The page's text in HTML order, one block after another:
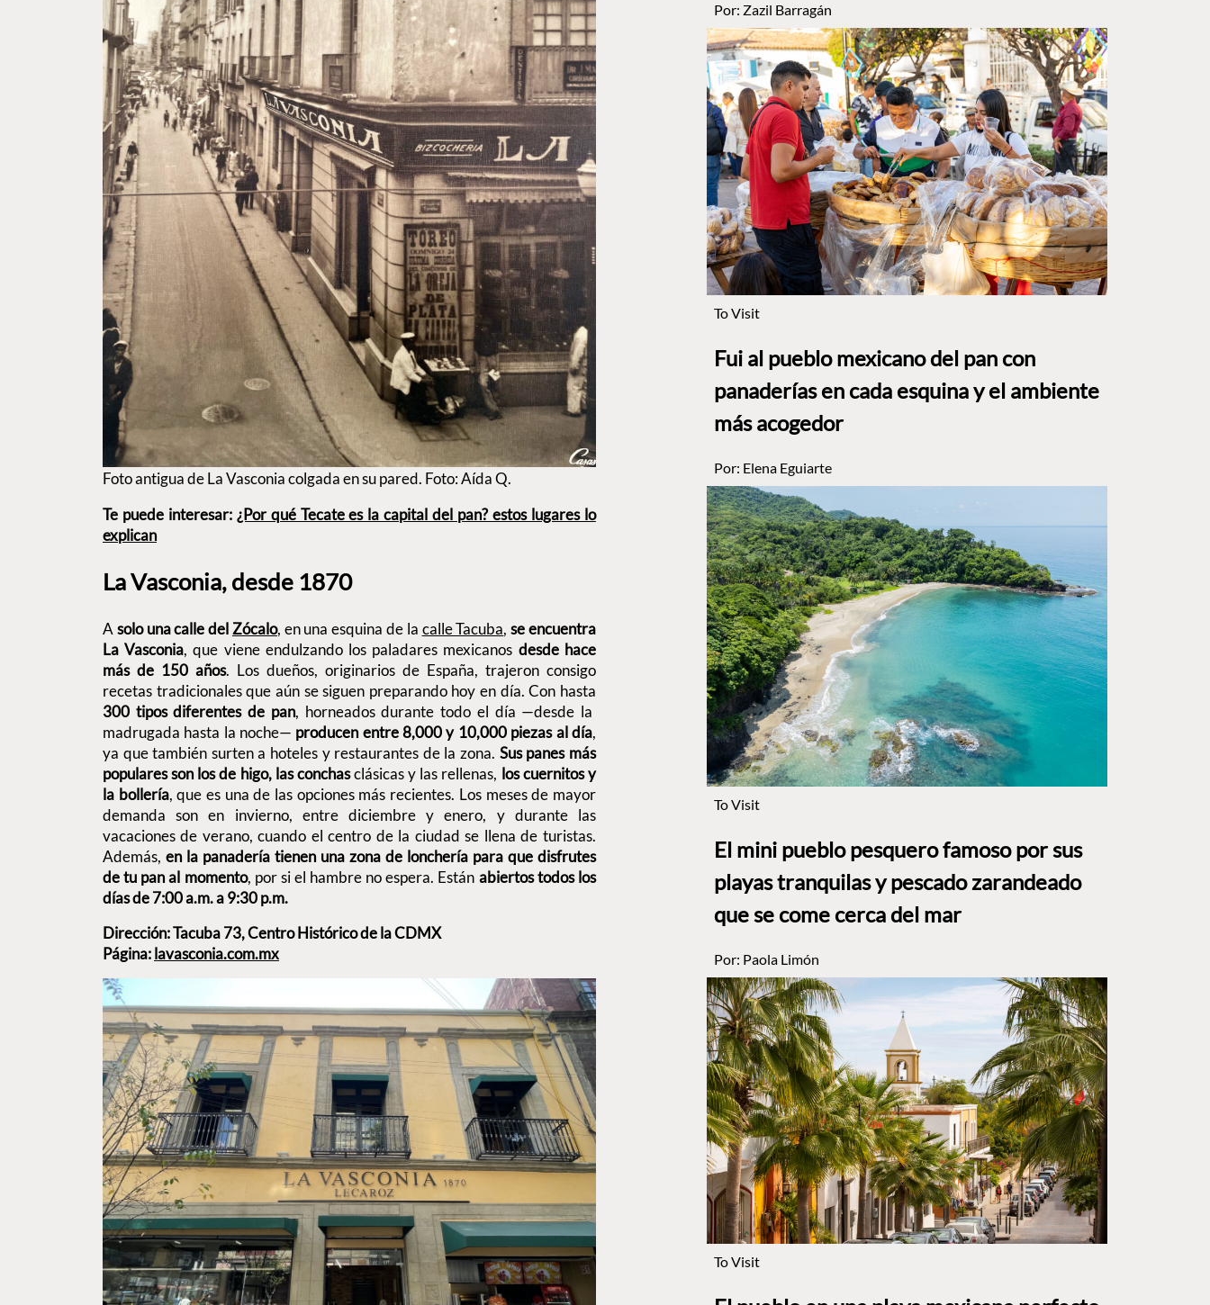
Foto antigua de La Vasconia colgada en su pared. Foto: Aída Q.
Te puede interesar: ¿Por qué Tecate es la capital del pan? estos lugares lo
explican
La Vasconia, desde 1870
A solo una calle delZócalo, en una esquina de la calle Tacuba,se encuentra
La Vasconia, que viene endulzando los paladares mexicanos desde hace
más de 150 años. Los dueños, originarios de España, trajeron consigo
recetas tradicionales que aún se siguen preparando hoy en día. Con hasta
300 tipos diferentes de pan, horneados durante todo el día —desde la
madrugada hasta la noche— producen entre 8,000 y 10,000 piezas al día,
ya que también surten a hoteles y restaurantes de la zona. Sus panes más
populares son los de higo, las conchasclásicas y las rellenas, los cuernitos y
la bollería, que es una de las opciones más recientes. Los meses de mayor
demanda son en invierno, entre diciembre y enero, y durante las
vacaciones de verano, cuando el centro de la ciudad se llena de turistas.
Además, en la panadería tienen una zona de lonchería para que disfrutes
de tu pan al momento, por si el hambre no espera. Están abiertos todos los
días de 7:00 a.m. a 9:30 p.m.
Dirección: Tacuba 73, Centro Histórico de la CDMX
Página:lavasconia.com.mx
Por: Zazil Barragán
To Visit
Fui al pueblo mexicano del pan con
panaderías en cada esquina y el ambiente
más acogedor
Por: Elena Eguiarte
To Visit
El mini pueblo pesquero famoso por sus
playas tranquilas y pescado zarandeado
que se come cerca del mar
Por: Paola Limón
To Visit